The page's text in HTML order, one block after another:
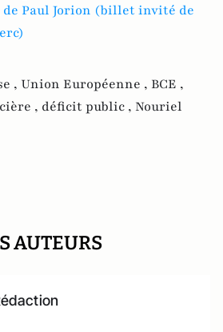
de Paul Jorion (billet invité de
, Union Européenne , BCE ,
, déficit public , Nouriel
AUTEURS